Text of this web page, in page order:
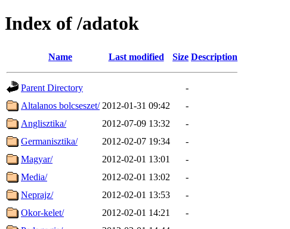
Index of /adatok
Name Last modified Size Description
Parent Directory
-
Altalanos bolcseszet/ 2012-01-31 09:42
-
Anglisztika/
2012-07-09 13:32
-
Germanisztika/
2012-02-07 19:34
-
Magyar/
2012-02-01 13:01
-
Media/
2012-02-01 13:02
-
Neprajz/
2012-02-01 13:53
-
Okor-kelet/
2012-02-01 14:21
-